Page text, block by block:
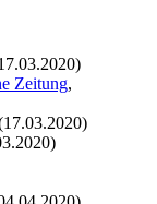
Zeitung,